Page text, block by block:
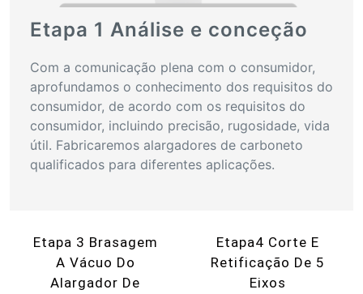
Etapa 1 Análise e conceção
Com a comunicação plena com o consumidor,
aprofundamos o conhecimento dos requisitos do
consumidor, de acordo com os requisitos do
consumidor, incluindo precisão, rugosidade, vida
útil. Fabricaremos alargadores de carboneto
qualificados para diferentes aplicações.
Etapa 3 Brasagem
A Vácuo Do
Alargador De
Etapa4 Corte E
Retificação De 5
Eixos